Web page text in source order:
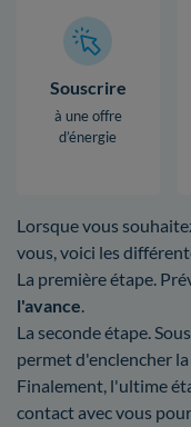
Souscrire
à une offre
d’énergie
Lorsque vous
vous, voici les
La première étape.
l'avance.
La seconde étape.
permet d'enclencher
Finalement, l'ultime
contact avec vous pour